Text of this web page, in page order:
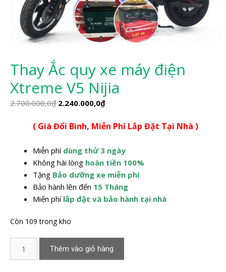
Thay Ắc quy xe máy điện
Xtreme V5 Nijia
2.700.000,0₫ Giá
là:
2.240.000,0₫Giá
tại
2.240.000,0₫.
( Giá Đổi Bình, Miễn Phí Lắp Đặt Tại Nhà )
Miễn phí dùng thử 3 ngày
Không hài lòng hoàn tiền 100%
Tặng Bảo dưỡng xe miễn phí
Bảo hành lên đến 15 Tháng
Miến phí lắp đặt và bảo hành tại nhà
Còn 109 trong kho
Thêm vào giỏ hàng